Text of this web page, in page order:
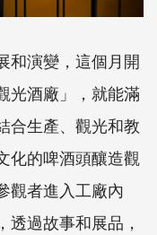
和演變，這個月開
光酒廠」，就能滿
合生產、觀光和教
化的啤酒頭釀造觀
觀者進入工廠內
過故事和展品，